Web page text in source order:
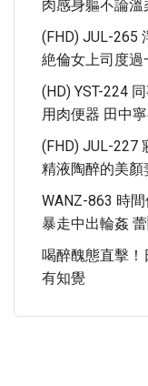
肉感身軀不論
(FHD) JUL-265
絶倫女上司度過
(HD) YST-224
用肉便器 田中
(FHD) JUL-227
精液陶醉的美顏
WANZ-863 時
暴走中出輪姦
喝醉醜態直擊！
有知覺